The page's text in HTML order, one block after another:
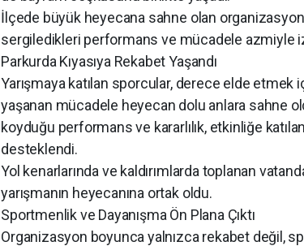
İlçede büyük heyecana sahne olan
sergiledikleri performans ve mücadele azmiyle
Parkurda Kıyasıya Rekabet Yaşandı
Yarışmaya katılan sporcular, derece elde
yaşanan mücadele heyecan dolu anlara sahne
koyduğu performans ve kararlılık, etkinliğe
desteklendi.
Yol kenarlarında ve kaldırımlarda toplanan
yarışmanın heyecanına ortak oldu.
Sportmenlik ve Dayanışma Ön Plana Çıktı
Organizasyon boyunca yalnızca rekabet değil,